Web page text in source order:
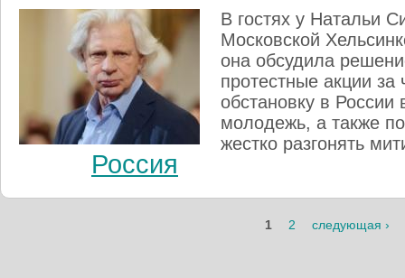
В гостях у Натальи
Московской
она обсудила
протестные акции
обстановку в России
молодежь, а также
жестко разгонять
Россия
1 2 следующая ›